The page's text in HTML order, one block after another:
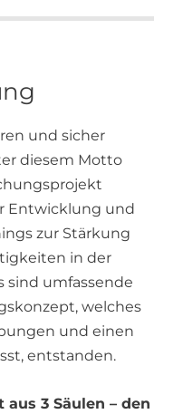
und sicher
diesem Motto
Entwicklung und
zur Stärkung
in der
sind umfassende
welches
und einen
entstanden.
3 Säulen – den